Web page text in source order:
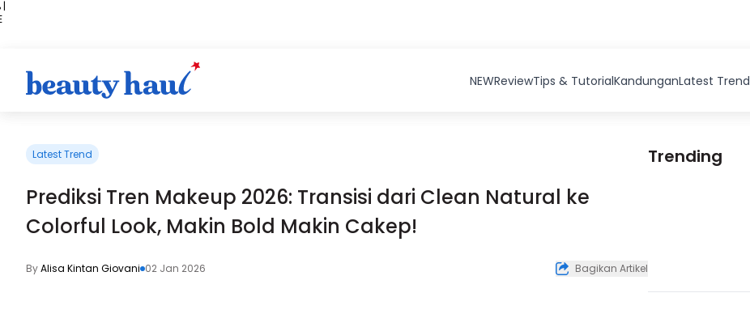
|
NEWReviewTips & TutorialKandunganLatest Trend
Latest Trend
Prediksi Tren Makeup 2026: Transisi dari Clean Natural ke
Colorful Look, Makin Bold Makin Cakep!
ByAlisa Kintan Giovani 02 Jan 2026 Bagikan Artikel
Trending